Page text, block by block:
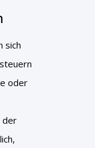
sich
oder
der